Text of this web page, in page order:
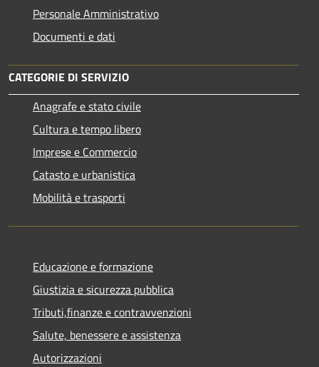
Personale Amministrativo
Documenti e dati
CATEGORIE DI SERVIZIO
Anagrafe e stato civile
Cultura e tempo libero
Imprese e Commercio
Catasto e urbanistica
Mobilità e trasporti
Educazione e formazione
Giustizia e sicurezza pubblica
Tributi,finanze e contravvenzioni
Salute, benessere e assistenza
Autorizzazioni